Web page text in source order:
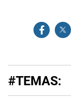
#TEMAS: